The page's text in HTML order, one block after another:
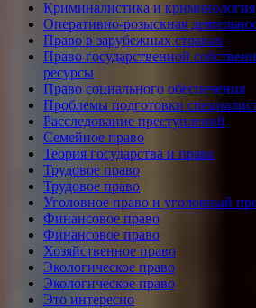
Криминалистика и криминология
Оперативно-розыскная
Право в зарубежных странах
Право государственной
ресурсы
Право социального обеспечения
Проблемы подготовки
Расследование преступлений
Семейное право
Теория государства и права
Трудовое право
Трудовое право
Уголовное право и уголовный
Финансовое право
Финансовое право
Хозяйственное право
Экологическое право
Экологическое право
Это интересно